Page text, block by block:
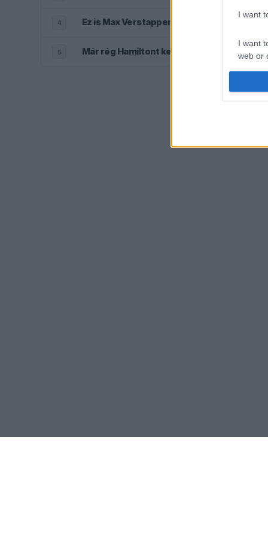
I want
I want
web or
I want
or app.
I want
I want
4 Ez is Max Verstappennek köszönhető
5 Már rég Hamiltont kellene támogatnia a